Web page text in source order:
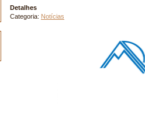
Detalhes
Categoria: Notícias